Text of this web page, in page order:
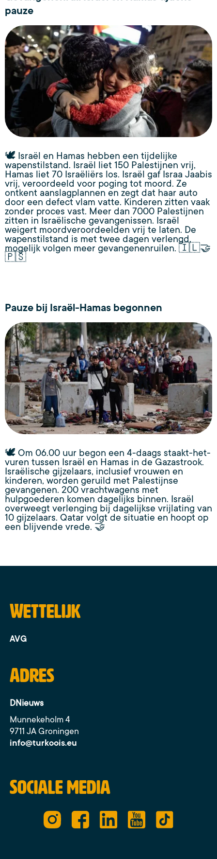
pauze
🕊️ Israël en Hamas hebben een tijdelijke
wapenstilstand. Israël liet 150 Palestijnen vrij,
Hamas liet 70 Israëliërs los. Israël gaf Israa Jaabis
vrij, veroordeeld voor poging tot moord. Ze
ontkent aanslagplannen en zegt dat haar auto
door een defect vlam vatte. Kinderen zitten vaak
zonder proces vast. Meer dan 7000 Palestijnen
zitten in Israëlische gevangenissen. Israël
weigert moordveroordeelden vrij te laten. De
wapenstilstand is met twee dagen verlengd,
mogelijk volgen meer gevangenenruilen. 🇮🇱🤝
🇵🇸
Pauze bij Israël-Hamas begonnen
🕊️ Om 06.00 uur begon een 4-daags staakt-het-
vuren tussen Israël en Hamas in de Gazastrook.
Israëlische gijzelaars, inclusief vrouwen en
kinderen, worden geruild met Palestijnse
gevangenen. 200 vrachtwagens met
hulpgoederen komen dagelijks binnen. Israël
overweegt verlenging bij dagelijkse vrijlating van
10 gijzelaars. Qatar volgt de situatie en hoopt op
een blijvende vrede. 🤝
Wettelijk
AVG
Adres
DNieuws
Munnekeholm 4
9711 JA Groningen
info@turkoois.eu
Sociale media